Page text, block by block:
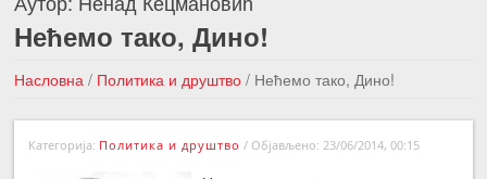
Нећемо тако, Дино!
Насловна / Политика и друштво / Нећемо тако, Дино!
←Претходна вест
Следећа вест →
Категорија: Политика и друштво / Објављено: 23/06/2014, 00:15